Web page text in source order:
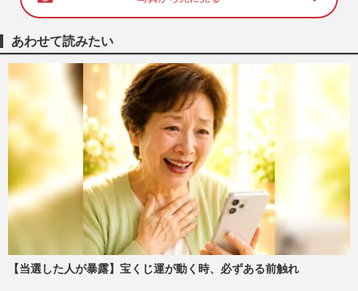
あわせて読みたい
【当選した人が暴露】宝くじ運が動く時、必ずある前触れ